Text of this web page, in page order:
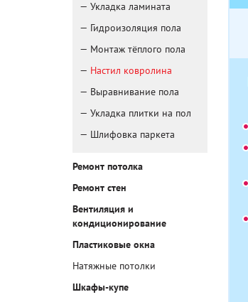
Укладка ламината
Гидроизоляция пола
Монтаж тёплого пола
Настил ковролина
Выравнивание пола
Укладка плитки на пол
Шлифовка паркета
Ремонт потолка
Ремонт стен
Вентиляция и
кондиционирование
Пластиковые окна
Натяжные потолки
Шкафы-купе